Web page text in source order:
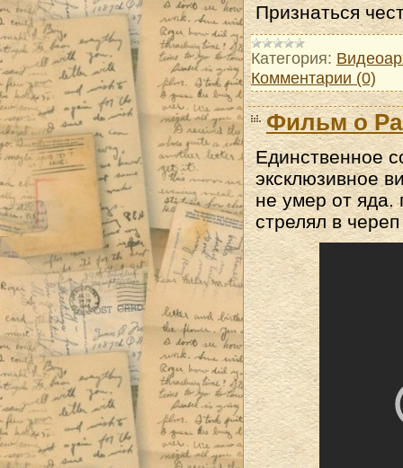
Признаться
Категория:
Комментарии (0)
Фильм о
Единственное
эксклюзивное
не умер от яда.
стрелял в